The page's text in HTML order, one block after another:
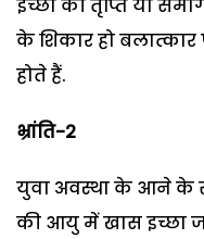
इच्छा की तृप्ति या
के शिकार हो
होते हैं.
भ्रांति-2
युवा अवस्था के आने के
की आयु में खास इच्छा